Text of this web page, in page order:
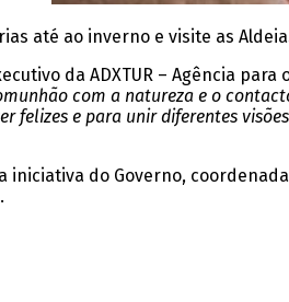
até ao inverno e visite as
da ADXTUR – Agência
com a natureza e o
felizes e para unir diferentes
iniciativa do Governo,